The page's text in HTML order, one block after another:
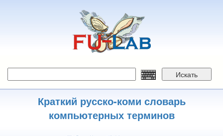
Искать
Краткий русско-коми словарь
компьютерных терминов